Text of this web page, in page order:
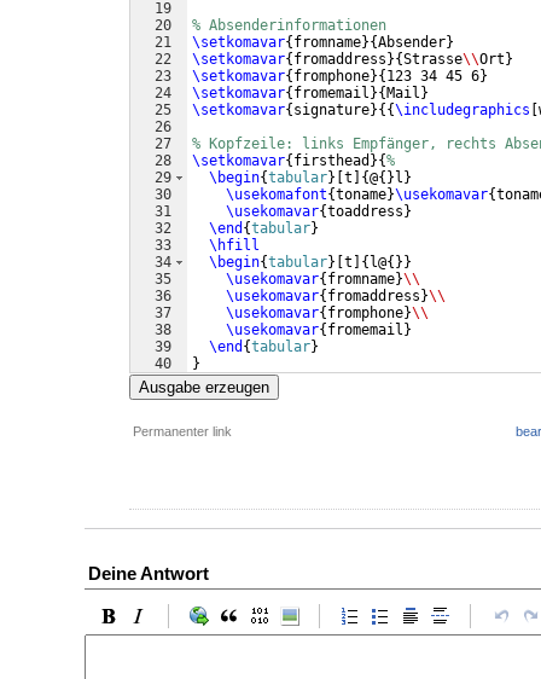
19
20
21
22
23
24
25
26
27
28
29
30
31
32
33
34
35
36
37
38
39
40
41
% Absenderinformationen
\setkomavar{ fromname}{Absender}
\setkomavar{ fromaddress }{Strasse\\Ort }
\setkomavar{ fromphone}{ 123 34 45 6}
\setkomavar{ fromemail }{ Mail }
\setkomavar{ signature}{{\includegraphics
% Kopfzeile: links Empfänger, rechts
\setkomavar{ firsthead }{%
\begin{tabular} t {@{ } l }
\usekomafont{toname}\usekomavar{
\usekomavar{toaddress }
\end {tabular}
\hfill
\begin{tabular} t { l@{ }}
\usekomavar{ fromname}\\
\usekomavar{ fromaddress }\\
\usekomavar{ fromphone}\\
\usekomavar{ fromemail }
\end {tabular}
}
% Anpassen der Platzierung der Adressen
Ausgabe erzeugen
Permanenter link
Deine Antwort